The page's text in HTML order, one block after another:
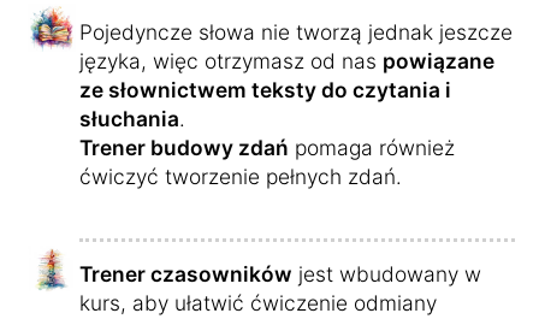
Pojedyncze słowa nie tworzą jednak jeszcze
języka, więc otrzymasz od nas powiązane
ze słownictwem teksty do czytania i
słuchania.
Trener budowy zdań pomaga również
ćwiczyć tworzenie pełnych zdań.
Trener czasowników jest wbudowany w
kurs, aby ułatwić ćwiczenie odmiany